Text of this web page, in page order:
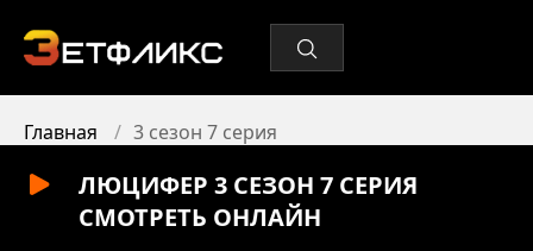
Главная 3 сезон 7 серия
ЛЮЦИФЕР 3 СЕЗОН 7 СЕРИЯ
СМОТРЕТЬ ОНЛАЙН